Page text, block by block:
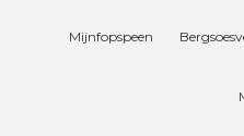
Mijnfopspeen